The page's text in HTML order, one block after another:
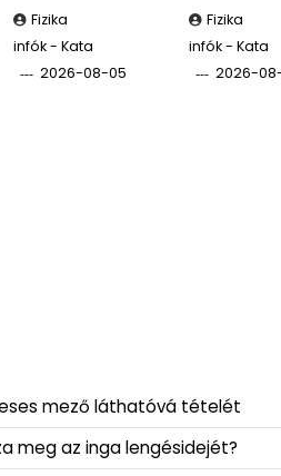
Fizika
infók - Kata
2026-08-05
Fizika
infók - Kata
2026-
mező láthatóvá tételét
meg az inga lengésidejét?